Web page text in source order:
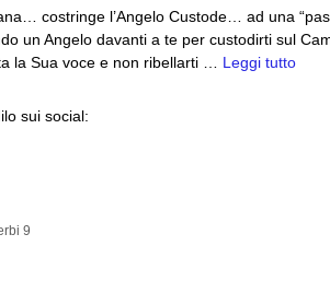
costringe l’Angelo Custode… ad una
un Angelo davanti a te per custodirti sul
la Sua voce e non ribellarti … Leggi tutto
sui social:
9